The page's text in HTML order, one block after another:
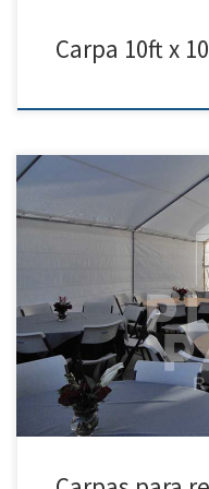
Carpa 10ft x
PlanetPartyRentals.com |
obtener un presupuesto o
equipo Horario de
207- 8502 Carpas Renta de
$900.00 20ft x 80ft Carpa […]